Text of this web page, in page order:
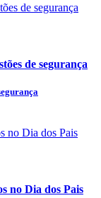
de segurança
no Dia dos Pais